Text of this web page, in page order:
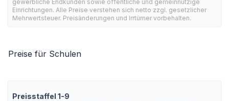
gewerbliche Endkunden sowie öffentliche und gemeinnützige
Einrichtungen. Alle Preise verstehen sich netto zzgl. gesetzlicher
Mehrwertsteuer. Preisänderungen und Irrtümer vorbehalten.
Preise für Schulen
Preisstaffel 1-9